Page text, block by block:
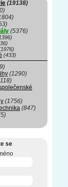
(19138)
(5376)
(433)
(1290)
(1756)
(847)
se